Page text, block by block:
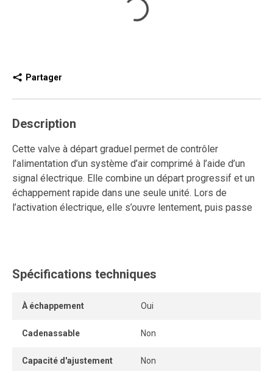
Partager
Description
Cette valve à départ graduel permet de contrôler
l’alimentation d’un système d’air comprimé à l’aide d’un
signal électrique. Elle combine un départ progressif et un
échappement rapide dans une seule unité. Lors de
l’activation électrique, elle s’ouvre lentement, puis passe
grâce à des supports de montage, et ses orifices filetés
systèmes.
Spécifications techniques
À échappement Oui
Cadenassable Non
Capacité d'ajustement Non